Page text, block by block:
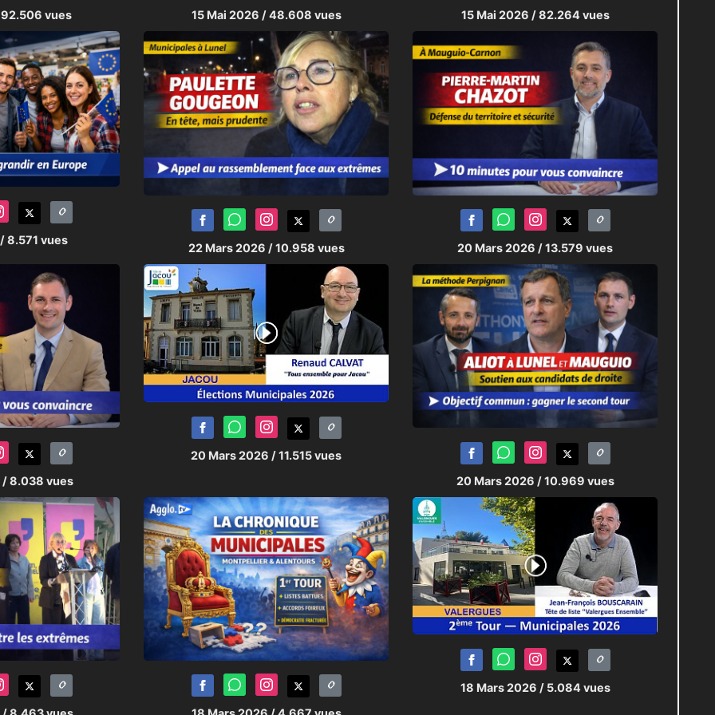
vues 15 Mai 2026 / 48.608 vues 15 Mai 2026 / 82.264 vues
/ 8.571 vues
22 Mars 2026 / 10.958 vues 20 Mars 2026 / 13.579 vues
/ 8.038 vues
20 Mars 2026 / 11.515 vues
20 Mars 2026 / 10.969 vues
18 Mars 2026 / 5.084 vues